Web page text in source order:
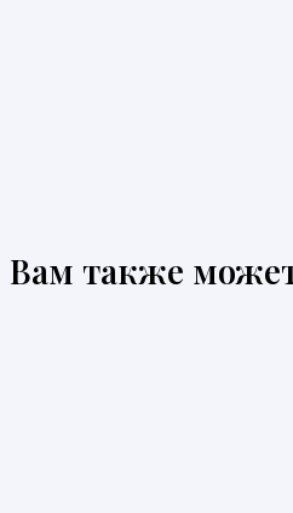
Вам также